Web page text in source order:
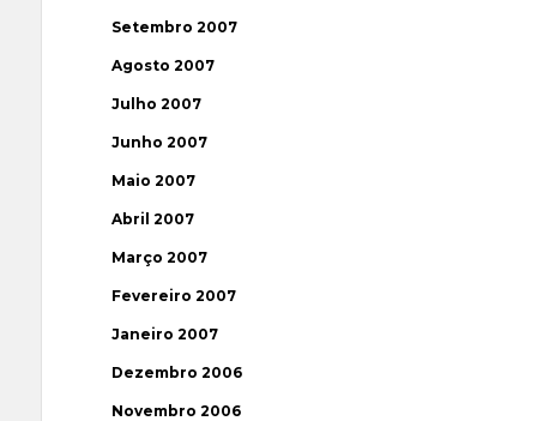
Setembro 2007
Agosto 2007
Julho 2007
Junho 2007
Maio 2007
Abril 2007
Março 2007
Fevereiro 2007
Janeiro 2007
Dezembro 2006
Novembro 2006